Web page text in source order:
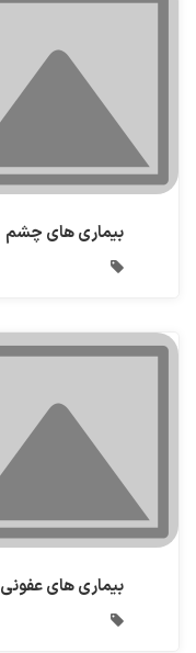
بیماری های چشم
بیماری های عفونی